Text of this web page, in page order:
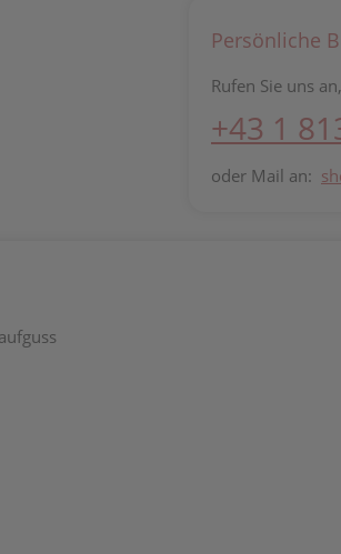
Persönliche
Rufen Sie uns
+43 1
oder Mail an: